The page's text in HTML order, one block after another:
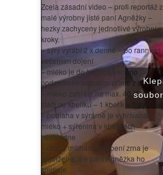
Zcela zásadní video – profi reportáž z
malé výrobny jisté paní Agněžky –
hezky zachyceny jednotlivé výrobní
kroky.
– sýry vyrábí 2 x denně – po ranním i
večerním dojení
– mléko je do bazénu vedeno
podzemním potrubím přímo z dojírny
– mléko zahřáté na max. 40 °C se
stáčí do kbelíků – 1 kbelík = 1 sýr
– podlaha v sýrárně je vyhřívaná =
mléko + sýřenina v kbelíkách
nechladne
– druhé míchání / drobení zrna je
vystřižené, ale paní Agněžka ho
zmiňuje